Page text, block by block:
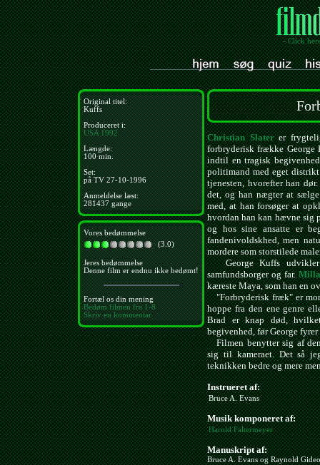
- Click
Original titel:
Kuffs
Produceret i:
USA 1992
Længde:
100 min.
Set:
på TV 27-10-1996
Anmeldelse læst:
281437 gange
Vores bedømmelse
(3.0)
Jeres bedømmelse
Denne film er endnu ikke bedømt!
Fortæl os din mening
Bedøm filmen fra 1-8
Skriv en kommentar
Christian Slaterer
forbryderisk frække George
indtil en tragisk
politimand med eget
tjenesten, hvorefter han
det, og han nægter at
med, at han forsøger at
hvordan han kan hævne sig
og hos sine ansatte er
fandenivoldskhed, men
mordere som storstilede
George Kuffs udvikler
samfundsborger og far.
kæreste Maya, som han en
"Forbryderisk fræk" er
hoppe fra den ene genre
Brad er knap død,
begivenhed, før George
Filmen benytter sig af
sig til kameraet. Det så
teknikken bedre og mere
Instrueret af:
Bruce A. Evans
Musik komponeret af:
Harold Faltermeyer
Manuskript af:
Bruce A. Evans og Raynold